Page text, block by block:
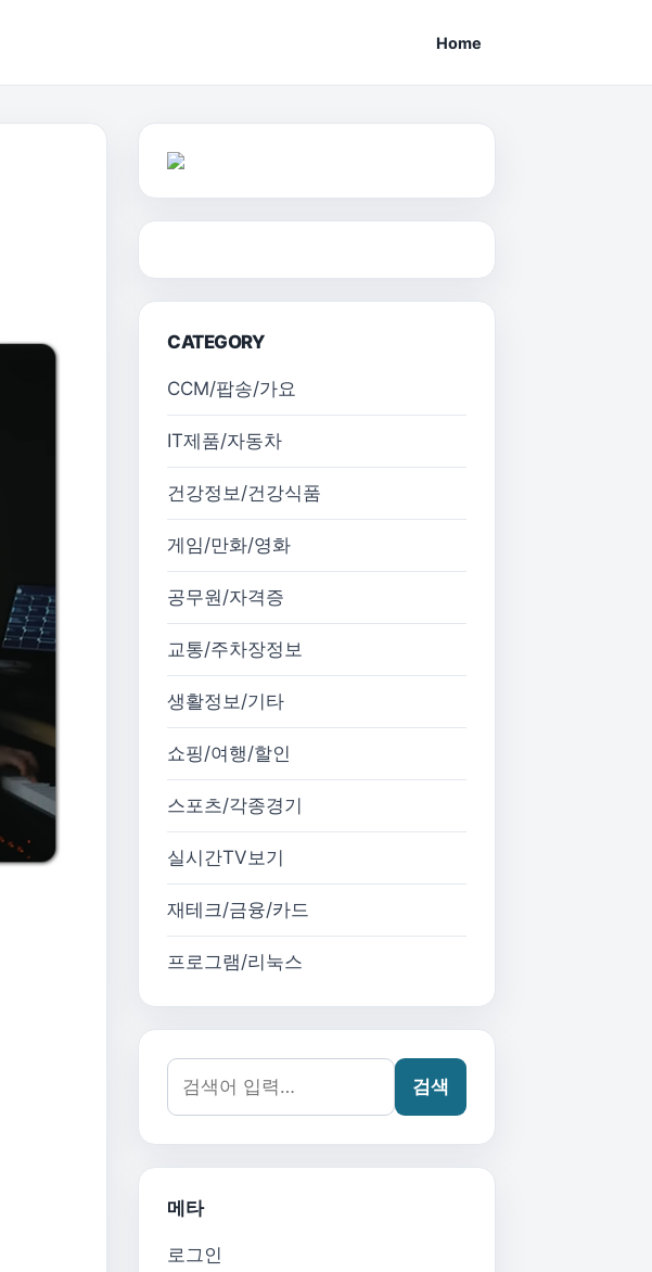
Home
CATEGORY
CCM/팝송/가요
IT제품/자동차
건강정보/건강식품
게임/만화/영화
공무원/자격증
교통/주차장정보
생활정보/기타
쇼핑/여행/할인
스포츠/각종경기
실시간TV보기
재테크/금융/카드
프로그램/리눅스
검색어:
검색
메타
로그인